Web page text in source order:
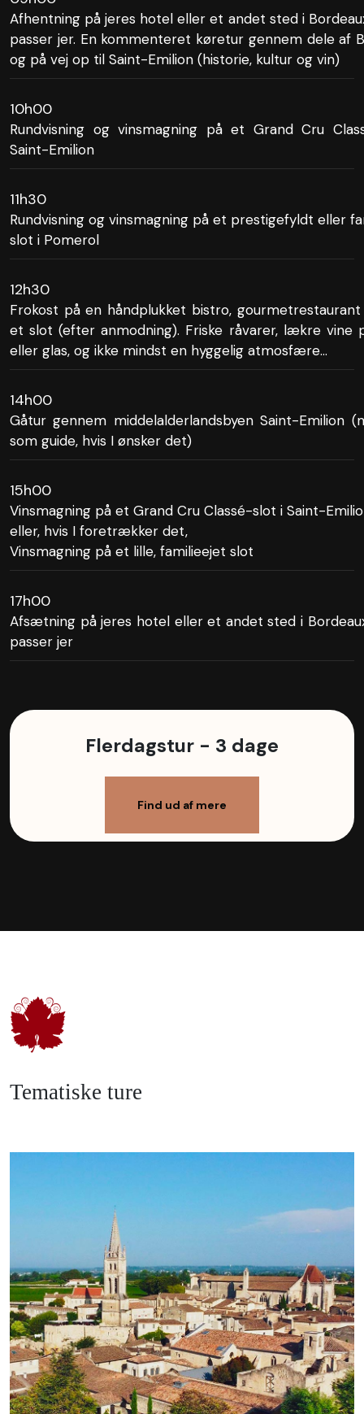
Afhentning på jeres hotel eller et andet sted i
passer jer. En kommenteret køretur gennem dele af
og på vej op til Saint-Emilion (historie, kultur og vin)
10h00
Rundvisning og vinsmagning på et Grand Cru
Saint-Emilion
11h30
Rundvisning og vinsmagning på et prestigefyldt eller
slot i Pomerol
12h30
Frokost på en håndplukket bistro,
et slot (efter anmodning). Friske råvarer, lækre vine
eller glas, og ikke mindst en hyggelig atmosfære...
14h00
Gåtur gennem middelalderlandsbyen Saint-Emilion
som guide, hvis I ønsker det)
15h00
Vinsmagning på et Grand Cru Classé-slot i Saint-
eller, hvis I foretrækker det,
Vinsmagning på et lille, familieejet slot
17h00
Afsætning på jeres hotel eller et andet sted i
passer jer
Flerdagstur - 3 dage
Find ud af mere
Tematiske ture